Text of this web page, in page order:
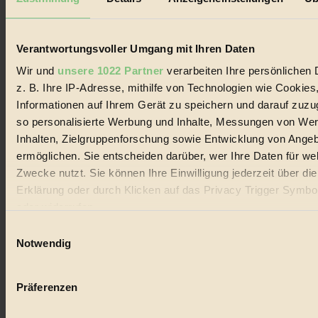
Verantwortungsvoller Umgang mit Ihren Daten
Wir und unsere 1022 Partner verarbeiten Ihre persönlichen
z. B. Ihre IP-Adresse, mithilfe von Technologien wie
Informationen auf Ihrem Gerät zu speichern und darauf
so personalisierte Werbung und Inhalte, Messungen von
Inhalten, Zielgruppenforschung sowie Entwicklung von
ermöglichen. Sie entscheiden darüber, wer Ihre Daten für
Zwecke nutzt. Sie können Ihre Einwilligung jederzeit über
Erklärung oder durch Klicken auf das Privacy Trigger
Wenn Sie es erlauben, würden wir auch gerne:
Ihr Gerät durch aktives Scannen nach bestimmten
Notwendig
Präferenzen
Biorama steht für einen nachhaltigen Lebensstil und bewussten
Lebenswandel. Es ist eine moderne Plattform für Ideen, Menschen
Handels mit Bioprodukten, des Fair-Trade sowie der Branche
alternativer Energien.
Social Media
22.601 Fans auf Facebook
3.415 Follower auf Twitter
Folge uns auf Instagram
Themen
Bio
Vegan